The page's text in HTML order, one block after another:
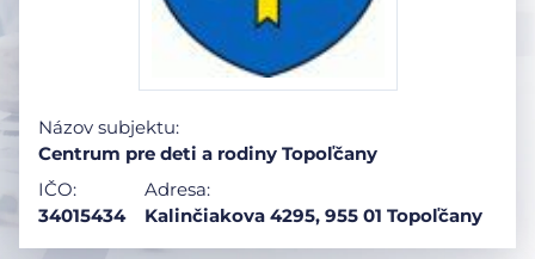
Názov subjektu:
Centrum pre deti a rodiny Topoľčany
IČO:
34015434
Adresa:
Kalinčiakova 4295, 955 01 Topoľčany